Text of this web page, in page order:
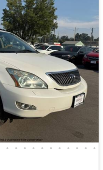
• • • • • • • • • • •